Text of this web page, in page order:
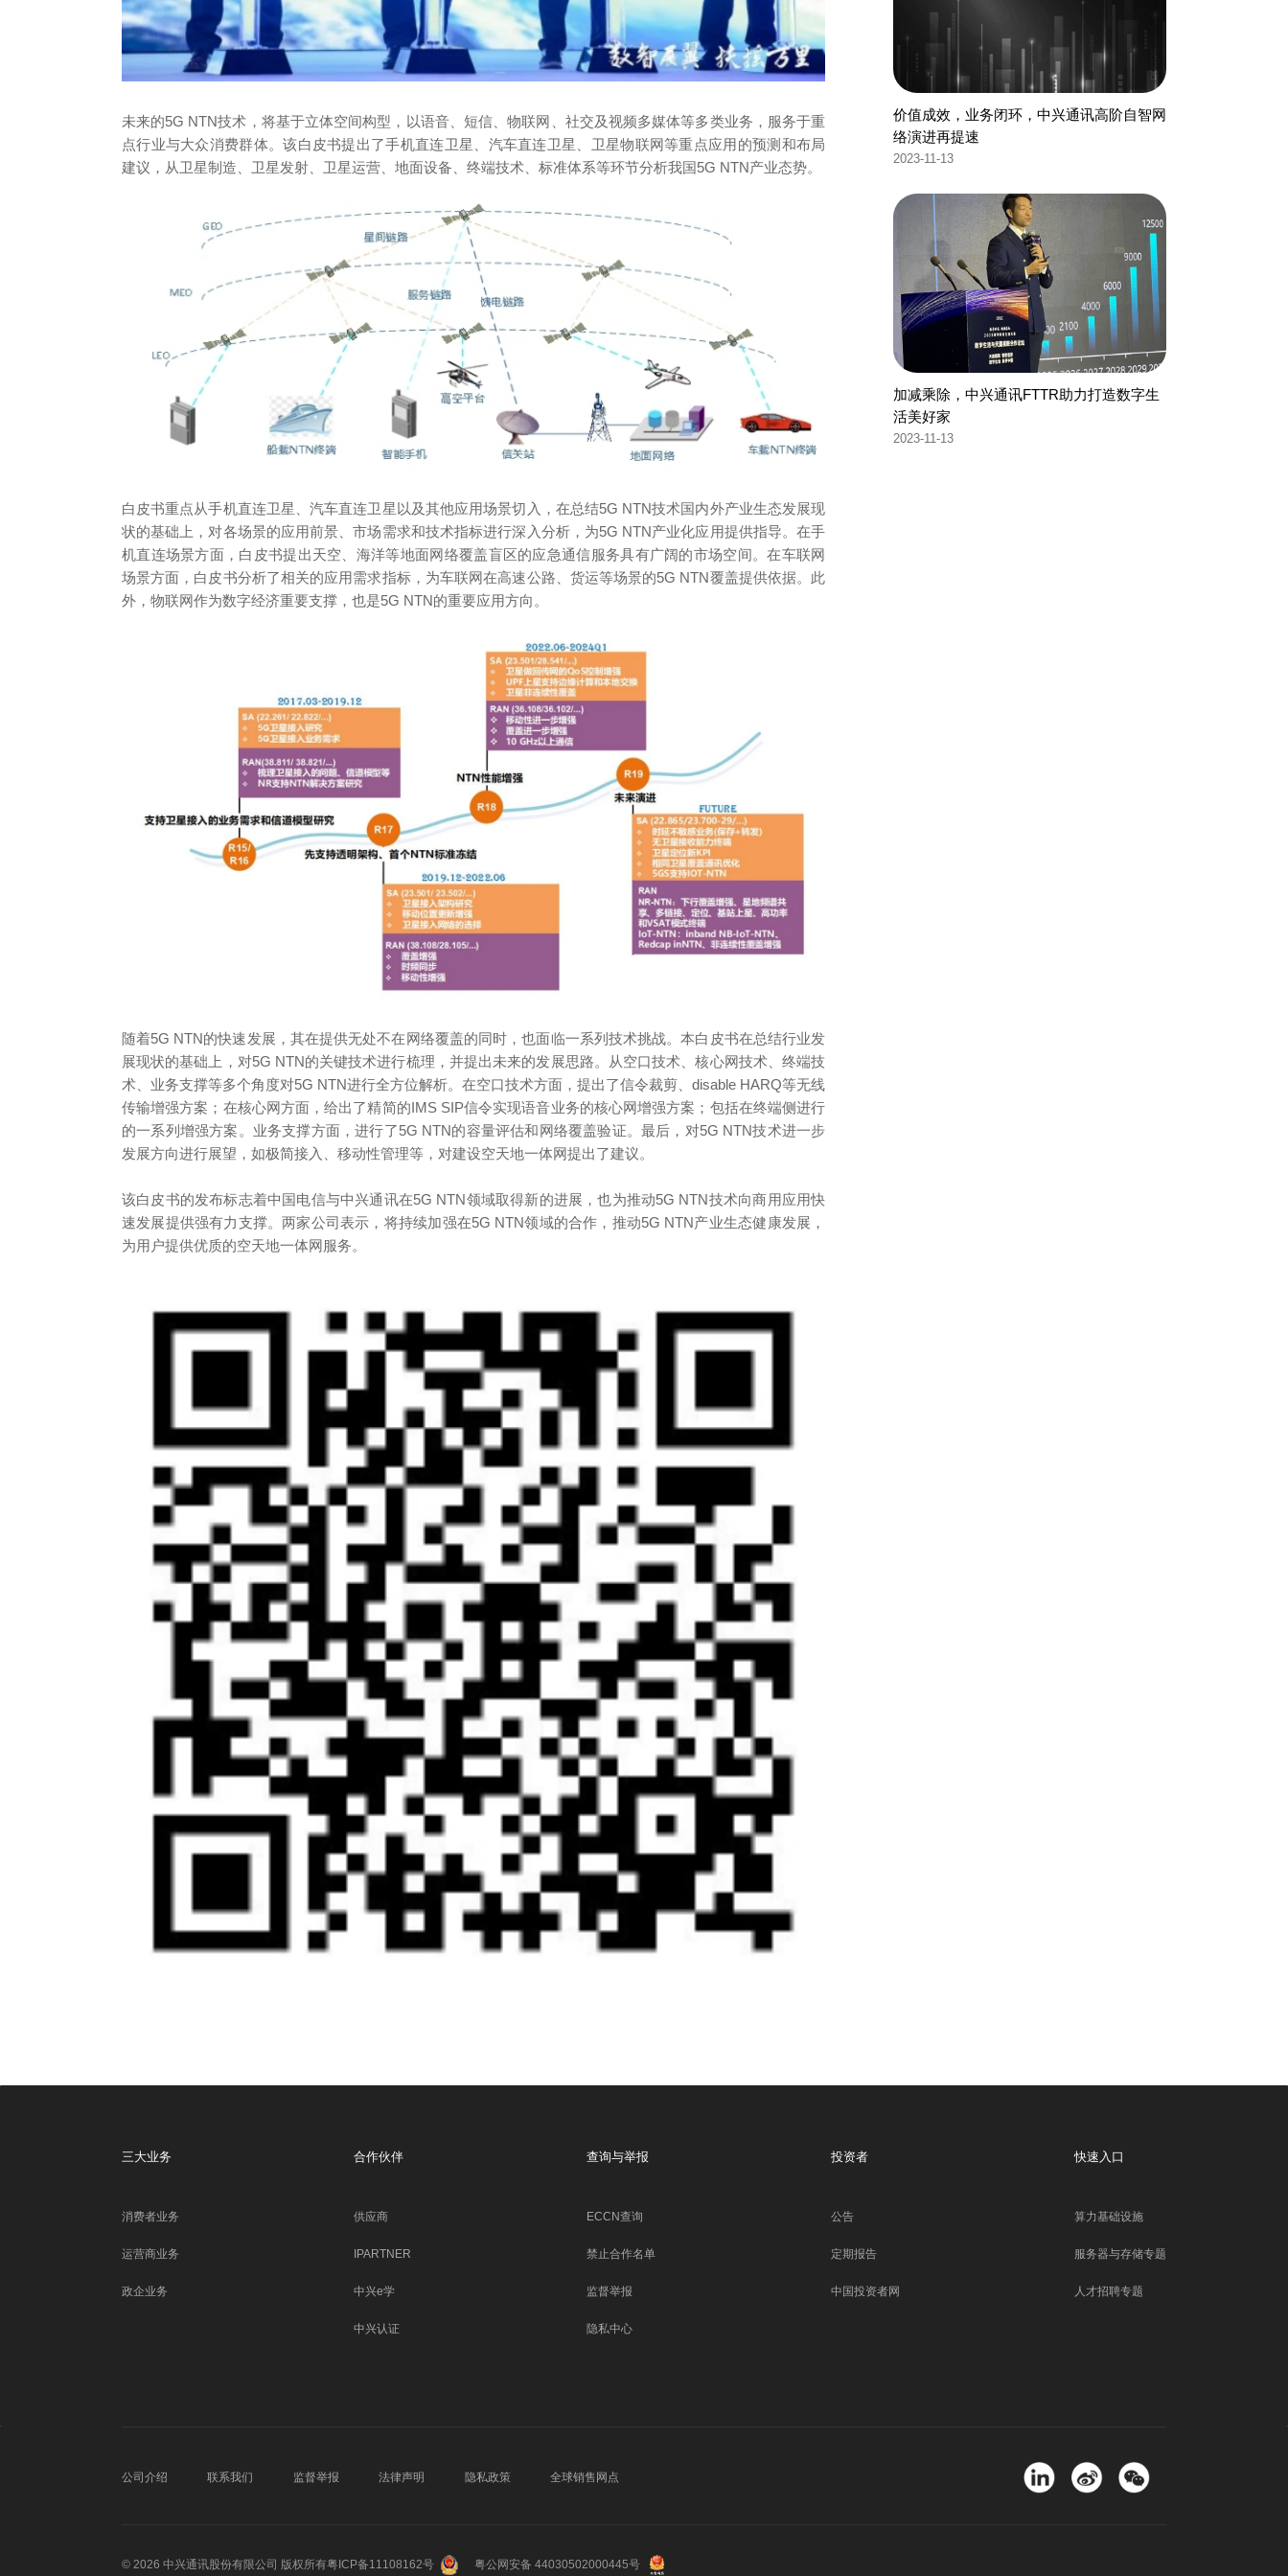
未来的5G NTN技术，将基于立体空间构型，以语音、短信、物联网、社交及视频多媒体等多类业务，服务于重
点行业与大众消费群体。该白皮书提出了手机直连卫星、汽车直连卫星、卫星物联网等重点应用的预测和布局
建议，从卫星制造、卫星发射、卫星运营、地面设备、终端技术、标准体系等环节分析我国5G NTN产业态势。
白皮书重点从手机直连卫星、汽车直连卫星以及其他应用场景切入，在总结5G NTN技术国内外产业生态发展现
状的基础上，对各场景的应用前景、市场需求和技术指标进行深入分析，为5G NTN产业化应用提供指导。在手
机直连场景方面，白皮书提出天空、海洋等地面网络覆盖盲区的应急通信服务具有广阔的市场空间。在车联网
场景方面，白皮书分析了相关的应用需求指标，为车联网在高速公路、货运等场景的5G NTN覆盖提供依据。此
外，物联网作为数字经济重要支撑，也是5G NTN的重要应用方向。
随着5G NTN的快速发展，其在提供无处不在网络覆盖的同时，也面临一系列技术挑战。本白皮书在总结行业发
展现状的基础上，对5G NTN的关键技术进行梳理，并提出未来的发展思路。从空口技术、核心网技术、终端技
术、业务支撑等多个角度对5G NTN进行全方位解析。在空口技术方面，提出了信令裁剪、disable HARQ等无线
传输增强方案；在核心网方面，给出了精简的IMS SIP信令实现语音业务的核心网增强方案；包括在终端侧进行
的一系列增强方案。业务支撑方面，进行了5G NTN的容量评估和网络覆盖验证。最后，对5G NTN技术进一步
发展方向进行展望，如极简接入、移动性管理等，对建设空天地一体网提出了建议。
该白皮书的发布标志着中国电信与中兴通讯在5G NTN领域取得新的进展，也为推动5G NTN技术向商用应用快
速发展提供强有力支撑。两家公司表示，将持续加强在5G NTN领域的合作，推动5G NTN产业生态健康发展，
为用户提供优质的空天地一体网服务。
价值成效，业务闭环，中兴通讯高阶自智网
络演进再提速
2023-11-13
加减乘除，中兴通讯FTTR助力打造数字生
活美好家
2023-11-13
三大业务
消费者业务
运营商业务
政企业务
合作伙伴
供应商
IPARTNER
中兴e学
中兴认证
查询与举报
ECCN查询
禁止合作名单
监督举报
隐私中心
投资者
公告
定期报告
中国投资者网
快速入口
算力基础设施
服务器与存储专题
人才招聘专题
公司介绍 联系我们 监督举报 法律声明 隐私政策 全球销售网点
© 2026 中兴通讯股份有限公司 版权所有粤ICP备11108162号 粤公网安备 44030502000445号